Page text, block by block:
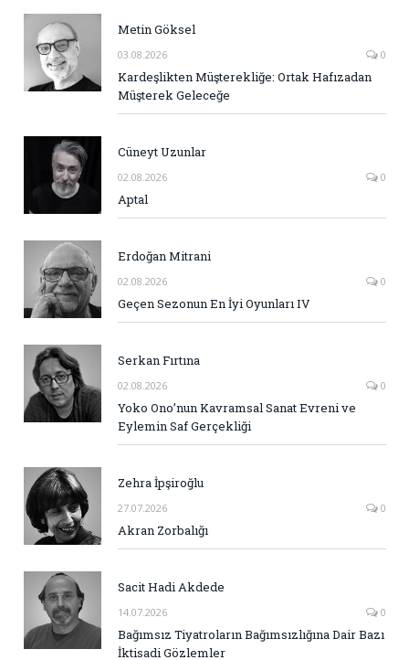
Metin Göksel
03.08.2026 0
Kardeşlikten Müşterekliğe: Ortak Hafızadan
Müşterek Geleceğe
Cüneyt Uzunlar
02.08.2026 0
Aptal
Erdoğan Mitrani
02.08.2026 0
Geçen Sezonun En İyi Oyunları IV
Serkan Fırtına
02.08.2026 0
Yoko Ono’nun Kavramsal Sanat Evreni ve
Eylemin Saf Gerçekliği
Zehra İpşiroğlu
27.07.2026 0
Akran Zorbalığı
Sacit Hadi Akdede
14.07.2026 0
Bağımsız Tiyatroların Bağımsızlığına Dair Bazı
İktisadi Gözlemler